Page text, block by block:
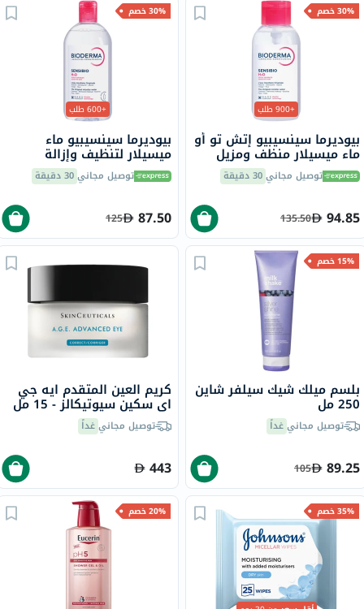
30% خصم
+900 طلب
بيوديرما سينسيبيو إتش تو أو
ماء ميسيلار منظف ومزيل
للمكياج مع مضخة 500 مل
توصيل مجاني30 دقيقة
94.85
135.50
30% خصم
+600 طلب
بيوديرما سينسيبيو ماء
ميسيلار لتنظيف وإزالة
المكياج 500 ملتوصيل مجاني30 دقيقة
87.50
125
15% خصم
بلسم ميلك شيك سيلفر شاين
250 مل
توصيل مجانيغداً
89.25
105
كريم العين المتقدم ايه جي
اي سكين سيوتيكالز - 15 مل
توصيل مجانيغداً
443
35% خصم 20% خصم